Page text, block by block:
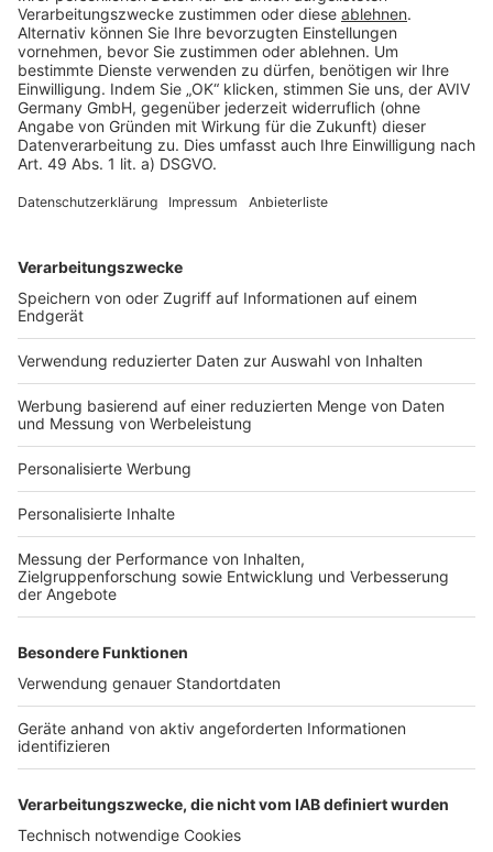
Rechtliches
AGB-Übersicht
Datenschutz
Impressum
Services
Bauprojekt-Quiz
Häuser-Suche
Hausanbieter-Suche
Bauprojekt-Profil
Für Unternehmen
Ihre Baufirma auf bauen.de
Kostenloses Infogespräch